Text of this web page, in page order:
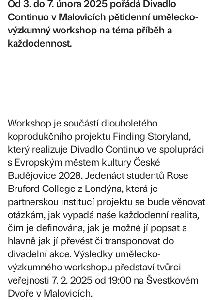
Od 3. do 7. února 2025 pořádá Divadlo
Continuo v Malovicích pětidenní umělecko-
výzkumný workshop na téma příběh a
každodennost.
Workshop je součástí dlouholetého
koprodukčního projektu Finding Storyland,
který realizuje Divadlo Continuo ve spolupráci
s Evropským městem kultury České
Budějovice 2028. Jedenáct studentů Rose
Bruford College z Londýna, která je
partnerskou institucí projektu se bude věnovat
otázkám, jak vypadá naše každodenní realita,
čím je definována, jak je možné jí popsat a
hlavně jak jí převést či transponovat do
divadelní akce. Výsledky umělecko-
výzkumného workshopu představí tvůrci
veřejnosti 7. 2. 2025 od 19:00 na Švestkovém
Dvoře v Malovicích.